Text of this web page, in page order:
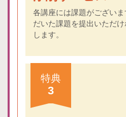
各講座には課題がござい
だいた課題を提出いただ
します。
特典
3